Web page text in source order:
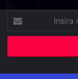
seu
de